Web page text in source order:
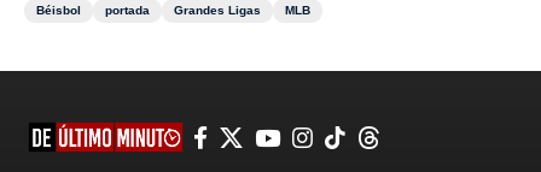
Béisbol
portada Grandes Ligas MLB